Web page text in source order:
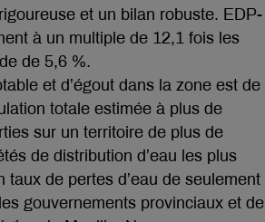
et un bilan robuste. EDP-
à un multiple de 12,1 fois les
de 5,6 %.
et d’égout dans la zone est de
totale estimée à plus de
sur un territoire de plus de
de distribution d’eau les plus
de pertes d’eau de seulement
gouvernements provinciaux et de